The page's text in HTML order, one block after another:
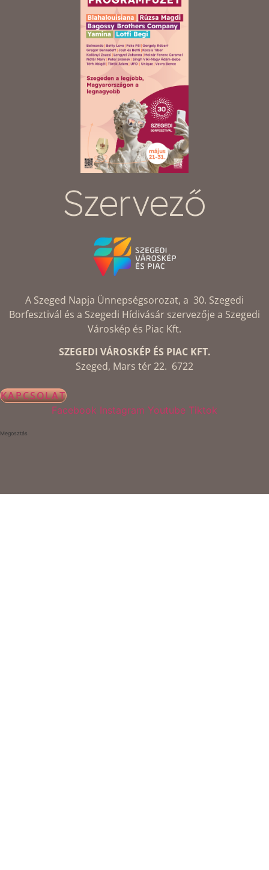
Szervező
A Szeged Napja Ünnepségsorozat, a 30. Szegedi
Borfesztivál és a Szegedi Hídivásár szervezője a Szegedi
Városkép és Piac Kft.
SZEGEDI VÁROSKÉP ÉS PIAC KFT.
Szeged, Mars tér 22. 6722
KAPCSOLAT
Facebook Instagram Youtube Tiktok
Megosztás